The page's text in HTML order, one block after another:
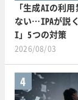
「生成AIの利
ない…IPAが説
I」5つの対策
2026/08/03
4